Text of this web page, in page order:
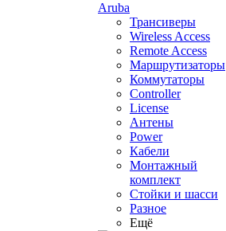
Aruba
Трансиверы
Wireless Access
Remote Access
Маршрутизаторы
Коммутаторы
Controller
License
Антены
Power
Кабели
Монтажный
комплект
Стойки и шасси
Разное
Ещё